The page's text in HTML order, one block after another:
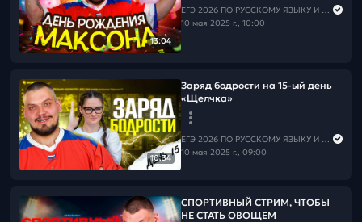
13:04
ЕГЭ 2026 ПО РУССКОМУ ЯЗЫКУ И МАТЕМАТИКЕ
10 мая 2025 г., 10:00
10:34
Заряд бодрости на 15-ый день
«Щелчка»
ЕГЭ 2026 ПО РУССКОМУ ЯЗЫКУ И МАТЕМАТИКЕ
10 мая 2025 г., 09:00
СПОРТИВНЫЙ СТРИМ, ЧТОБЫ
НЕ СТАТЬ ОВОЩЕМ